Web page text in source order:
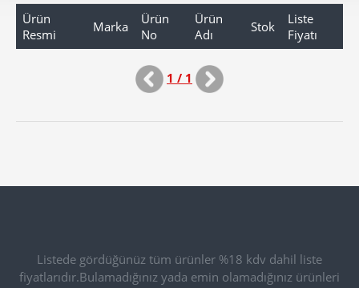
Ürün
Resmi
Marka
Ürün
No
Ürün
Adı
Stok
Liste
Fiyatı
1 / 1
Listede gördüğünüz tüm ürünler %18 kdv dahil liste
fiyatlarıdır.Bulamadığınız yada emin olamadığınız ürünleri